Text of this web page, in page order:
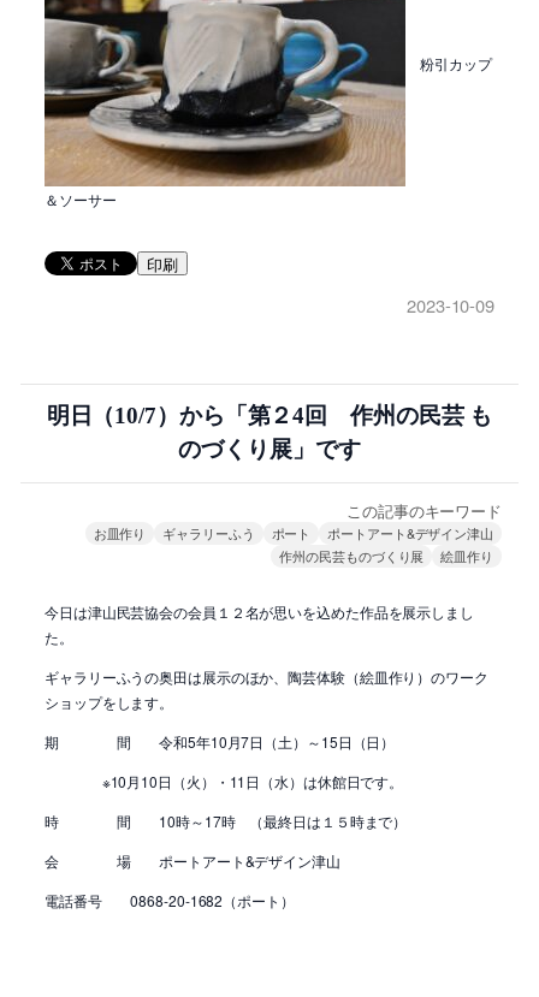
粉引カップ
＆ソーサー
印刷
2023-10-09
明日（10/7）から「第２4回 作州の民芸 も
のづくり展」です
この記事のキーワード
お皿作り ギャラリーふう ポート
ポートアート&デザイン津山
作州の民芸ものづくり展
絵皿作り
今日は津山民芸協会の会員１２名が思いを込めた作品を展示しまし
た。
ギャラリーふうの奥田は展示のほか、陶芸体験（絵皿作り）のワーク
ショップをします。
期 間 令和5年10月7日（土）～15日（日）
※10月10日（火）・11日（水）は休館日です。
時 間 10時～17時 （最終日は１５時まで）
会 場 ポートアート&デザイン津山
電話番号 0868-20-1682（ポート）